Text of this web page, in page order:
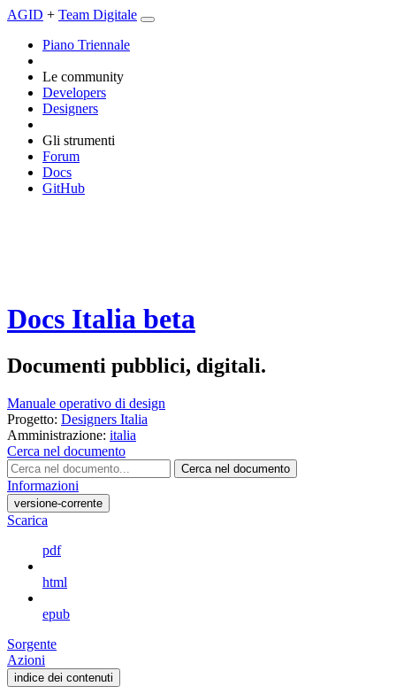
AGID + Team Digitale
Piano Triennale
Le community
Developers
Designers
Gli strumenti
Forum
Docs
GitHub
Docs Italia beta
Documenti pubblici, digitali.
Manuale operativo di design
Progetto: Designers Italia
Amministrazione: italia
Cerca nel documento
Cerca nel documento
Informazioni
versione-corrente
Scarica
pdf
html
epub
Sorgente
Azioni
indice dei contenuti